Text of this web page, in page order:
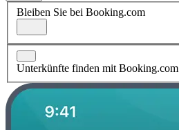
Bleiben Sie bei Booking.com
Unterkünfte finden mit Booking.com